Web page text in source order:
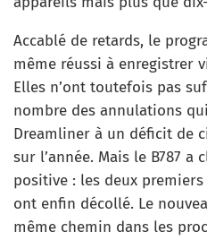
Accablé de retards, le
même réussi à enregistrer
Elles n’ont toutefois pas
nombre des annulations
Dreamliner à un déficit de
sur l’année. Mais le B787
positive : les deux
ont enfin décollé. Le
même chemin dans les